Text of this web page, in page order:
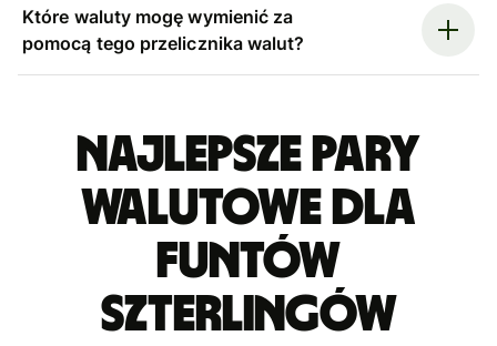
Które waluty mogę wymienić za
pomocą tego przelicznika walut?
Najlepsze pary
walutowe dla
funtów
szterlingów